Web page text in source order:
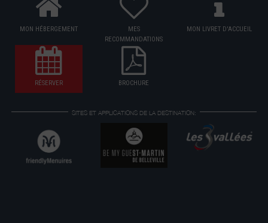
MON HÉBERGEMENT
MES
RECOMMANDATIONS
MON LIVRET D'ACCUEIL
RÉSERVER BROCHURE
SITES ET APPLICATIONS DE LA DESTINATION: